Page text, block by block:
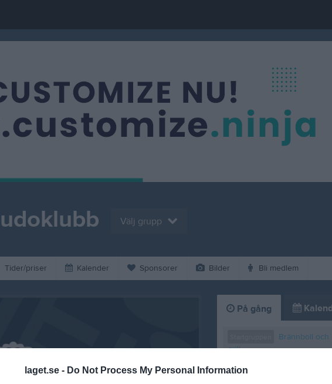
laget.se - Do Not Process My Personal Information
Välj grupp
Tider/priser Kalender Sponsorer Bilder Bli medlem
På gång
Brännboll och
grill
Fortsättningsgruppen